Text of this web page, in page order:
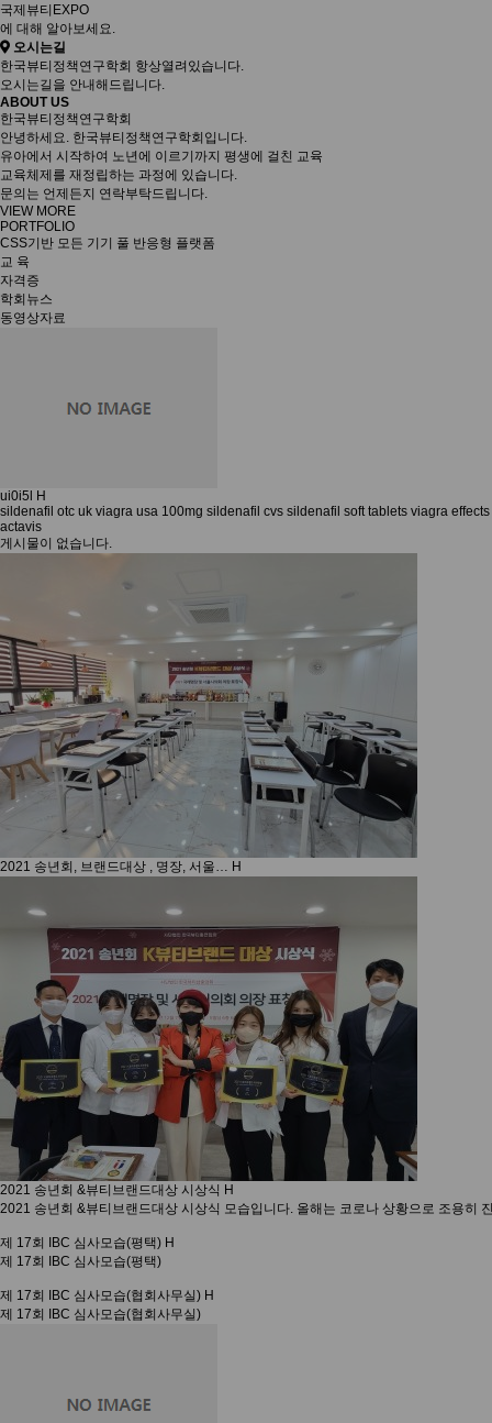
국제뷰티EXPO
에 대해 알아보세요.
오시는길
한국뷰티정책연구학회 항상열려있습니다.
오시는길을 안내해드립니다.
ABOUT US
한국뷰티정책연구학회
안녕하세요. 한국뷰티정책연구학회입니다.
유아에서 시작하여 노년에 이르기까지 평생에 걸친 교육
교육체제를 재정립하는 과정에 있습니다.
문의는 언제든지 연락부탁드립니다.
VIEW MORE
PORTFOLIO
CSS기반 모든 기기 풀 반응형 플랫폼
교 육
자격증
학회뉴스
동영상자료
ui0i5l
H
sildenafil otc uk viagra usa 100mg sildenafil cvs sildenafil soft tablets viagra
actavis
게시물이 없습니다.
2021 송년회, 브랜드대상 , 명장, 서울… H
2021 송년회 &뷰티브랜드대상 시상식 H
2021 송년회 &뷰티브랜드대상 시상식 모습입니다. 올해는 코로나 상황으로 조용히
제 17회 IBC 심사모습(평택) H
제 17회 IBC 심사모습(평택)
제 17회 IBC 심사모습(협회사무실) H
제 17회 IBC 심사모습(협회사무실)